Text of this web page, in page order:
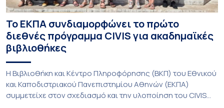
Το ΕΚΠΑ συνδιαμορφώνει το πρώτο
διεθνές πρόγραμμα CIVIS για ακαδημαϊκές
βιβλιοθήκες
Η Βιβλιοθήκη και Κέντρο Πληροφόρησης (ΒΚΠ) του Εθνικού
και Καποδιστριακού Πανεπιστημίου Αθηνών (ΕΚΠΑ)
συμμετείχε στον σχεδιασμό και την υλοποίηση του CIVIS